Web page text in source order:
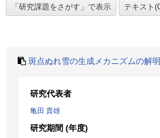
斑点ぬれ雪の生成メカニズムの解明
研究代表者
亀田 貴雄
研究期間 (年度)